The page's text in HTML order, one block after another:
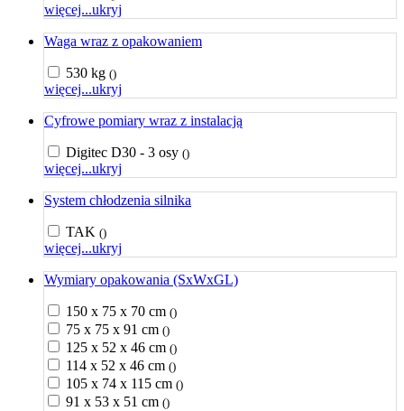
więcej...ukryj
Waga wraz z opakowaniem
530 kg ()
więcej...ukryj
Cyfrowe pomiary wraz z instalacją
Digitec D30 - 3 osy ()
więcej...ukryj
System chłodzenia silnika
TAK ()
więcej...ukryj
Wymiary opakowania (SxWxGL)
150 x 75 x 70 cm ()
75 x 75 x 91 cm ()
125 x 52 x 46 cm ()
114 x 52 x 46 cm ()
105 x 74 x 115 cm ()
91 x 53 x 51 cm ()